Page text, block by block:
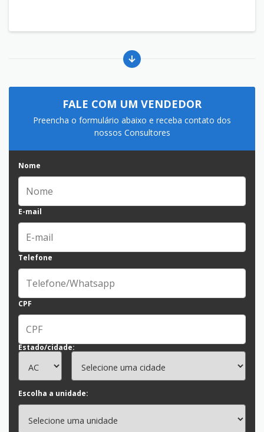
FALE COM UM VENDEDOR
Preencha o formulário abaixo e receba contato dos
nossos Consultores
Nome
E-mail
Telefone
CPF
Estado/cidade:
Escolha a unidade: